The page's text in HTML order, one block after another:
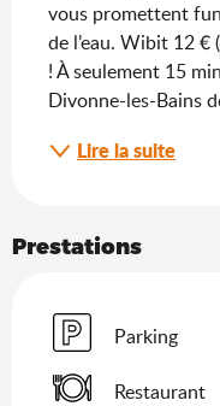
vous promettent
de l’eau. Wibit 12 €
! À seulement 15
Divonne-les-Bains
Lire la suite
Prestations
Parking
Restaurant